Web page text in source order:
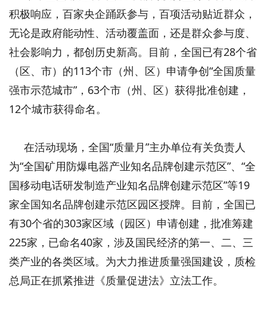
积极响应，百家央企踊跃参与，百项活动贴近群众，
无论是政府能动性、活动覆盖面，还是群众参与度、
社会影响力，都创历史新高。目前，全国已有28个省
（区、市）的113个市（州、区）申请争创“全国质量
强市示范城市”，63个市（州、区）获得批准创建，
12个城市获得命名。
在活动现场，全国“质量月”主办单位有关负责人
为“全国矿用防爆电器产业知名品牌创建示范区”、“全
国移动电话研发制造产业知名品牌创建示范区”等19
家全国知名品牌创建示范区园区授牌。目前，全国已
有30个省的303家区域（园区）申请创建，批准筹建
225家，已命名40家，涉及国民经济的第一、二、三
类产业的各类区域。为大力推进质量强国建设，质检
总局正在抓紧推进《质量促进法》立法工作。